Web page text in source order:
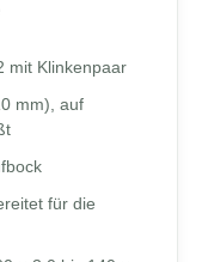
mit Klinkenpaar
mm), auf
für die